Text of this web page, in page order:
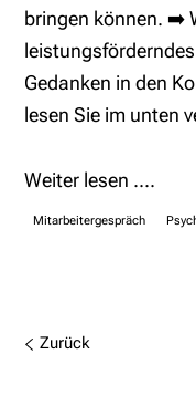
bringen können. ➡️
Gedanken in den
lesen Sie im unten
Weiter lesen ....
Mitarbeitergespräch
Zurück